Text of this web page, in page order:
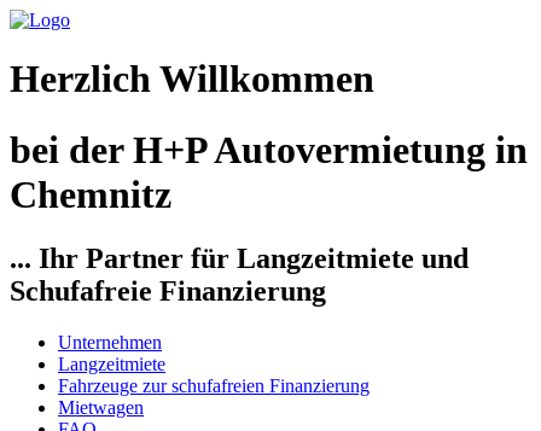
Herzlich Willkommen
bei der H+P Autovermietung in
Chemnitz
... Ihr Partner für Langzeitmiete und
Schufafreie Finanzierung
Unternehmen
Langzeitmiete
Fahrzeuge zur schufafreien Finanzierung
Mietwagen